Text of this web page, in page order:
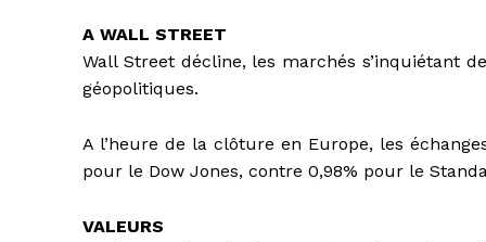
A WALL STREET
Wall Street décline, les marchés s’inquiétant
géopolitiques.
A l’heure de la clôture en Europe, les
pour le Dow Jones, contre 0,98% pour le
VALEURS